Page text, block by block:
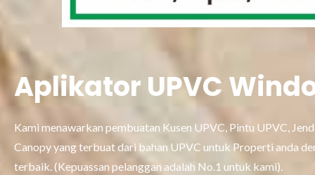
Aplikator UPVC
Kami menawarkan pembuatan Kusen UPVC, Pintu UPVC,
Canopy yang terbuat dari bahan UPVC untuk Properti anda
terbaik. (Kepuassan pelanggan adalah No.1 untuk kami).